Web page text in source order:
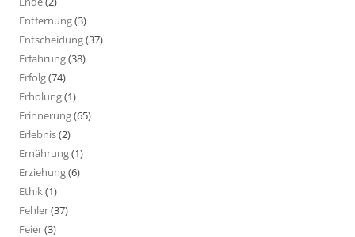
Entfernung(3)
Entscheidung(37)
Erfahrung(38)
Erfolg(74)
Erholung(1)
Erinnerung(65)
Erlebnis(2)
Ernährung(1)
Erziehung(6)
Ethik(1)
Fehler(37)
Feier(3)